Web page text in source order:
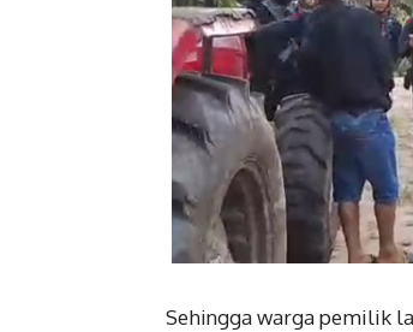
Sehingga warga pemilik